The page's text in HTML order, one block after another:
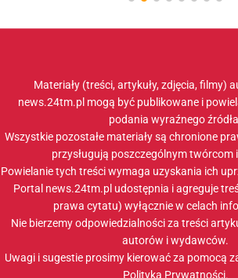
Materiały (treści, artykuły, zdjęcia, filmy)
news.24tm.pl mogą być publikowane i
podania wyraźnego
Wszystkie pozostałe materiały są chronione
przysługują poszczególnym twórcom
Powielanie tych treści wymaga uzyskania ich
Portal news.24tm.pl udostępnia i agreguje
prawa cytatu) wyłącznie w celach
Nie bierzemy odpowiedzialności za treści
autorów i wydawców.
Uwagi i sugestie prosimy kierować za pomocą
Polityka Prywatności.